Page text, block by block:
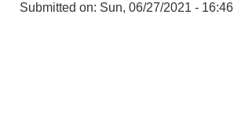
Submitted on: Sun, 06/27/2021 - 16:46